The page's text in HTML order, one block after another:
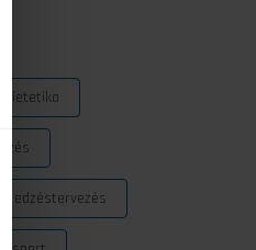
dietetika
edzés
edzéstervezés